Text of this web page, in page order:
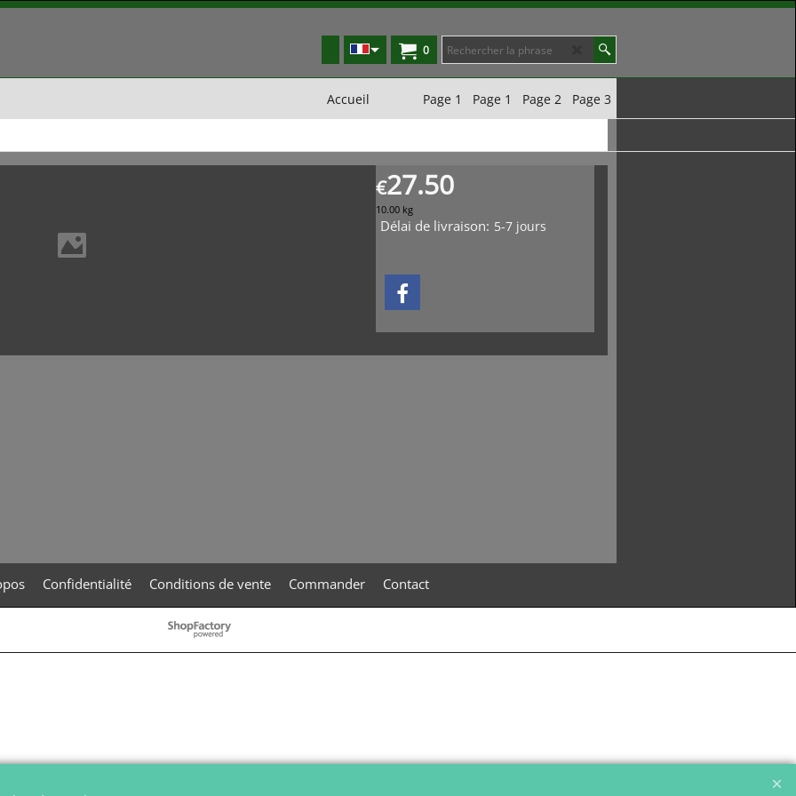
0
Accueil Page 1 Page 1 Page 2 Page 3
€27.50
10.00 kg
Délai de livraison: 5-7 jours
Confidentialité Conditions de vente Commander Contact
Boutique en ligne créés
avec le logiciel